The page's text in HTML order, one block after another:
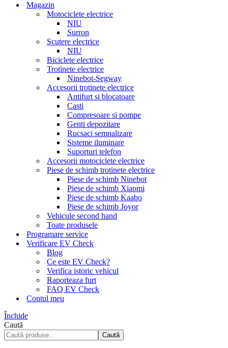
Magazin
Motociclete electrice
NIU
Surron
Scutere electrice
NIU
Biciclete electrice
Trotinete electrice
Ninebot-Segway
Accesorii trotinete electrice
Antifurt si blocatoare
Casti
Compresoare si pompe
Genti depozitare
Rucsaci semnalizare
Sisteme iluminare
Suporturi telefon
Accesorii motociclete electrice
Piese de schimb trotinete electrice
Piese de schimb Ninebot
Piese de schimb Xiaomi
Piese de schimb Kaabo
Piese de schimb Joyor
Vehicule second hand
Toate produsele
Programare service
Verificare EV Check
Blog
Ce este EV Check?
Verifica istoric vehicul
Raporteaza furt
FAQ EV Check
Contul meu
Închide
Caută
Caută